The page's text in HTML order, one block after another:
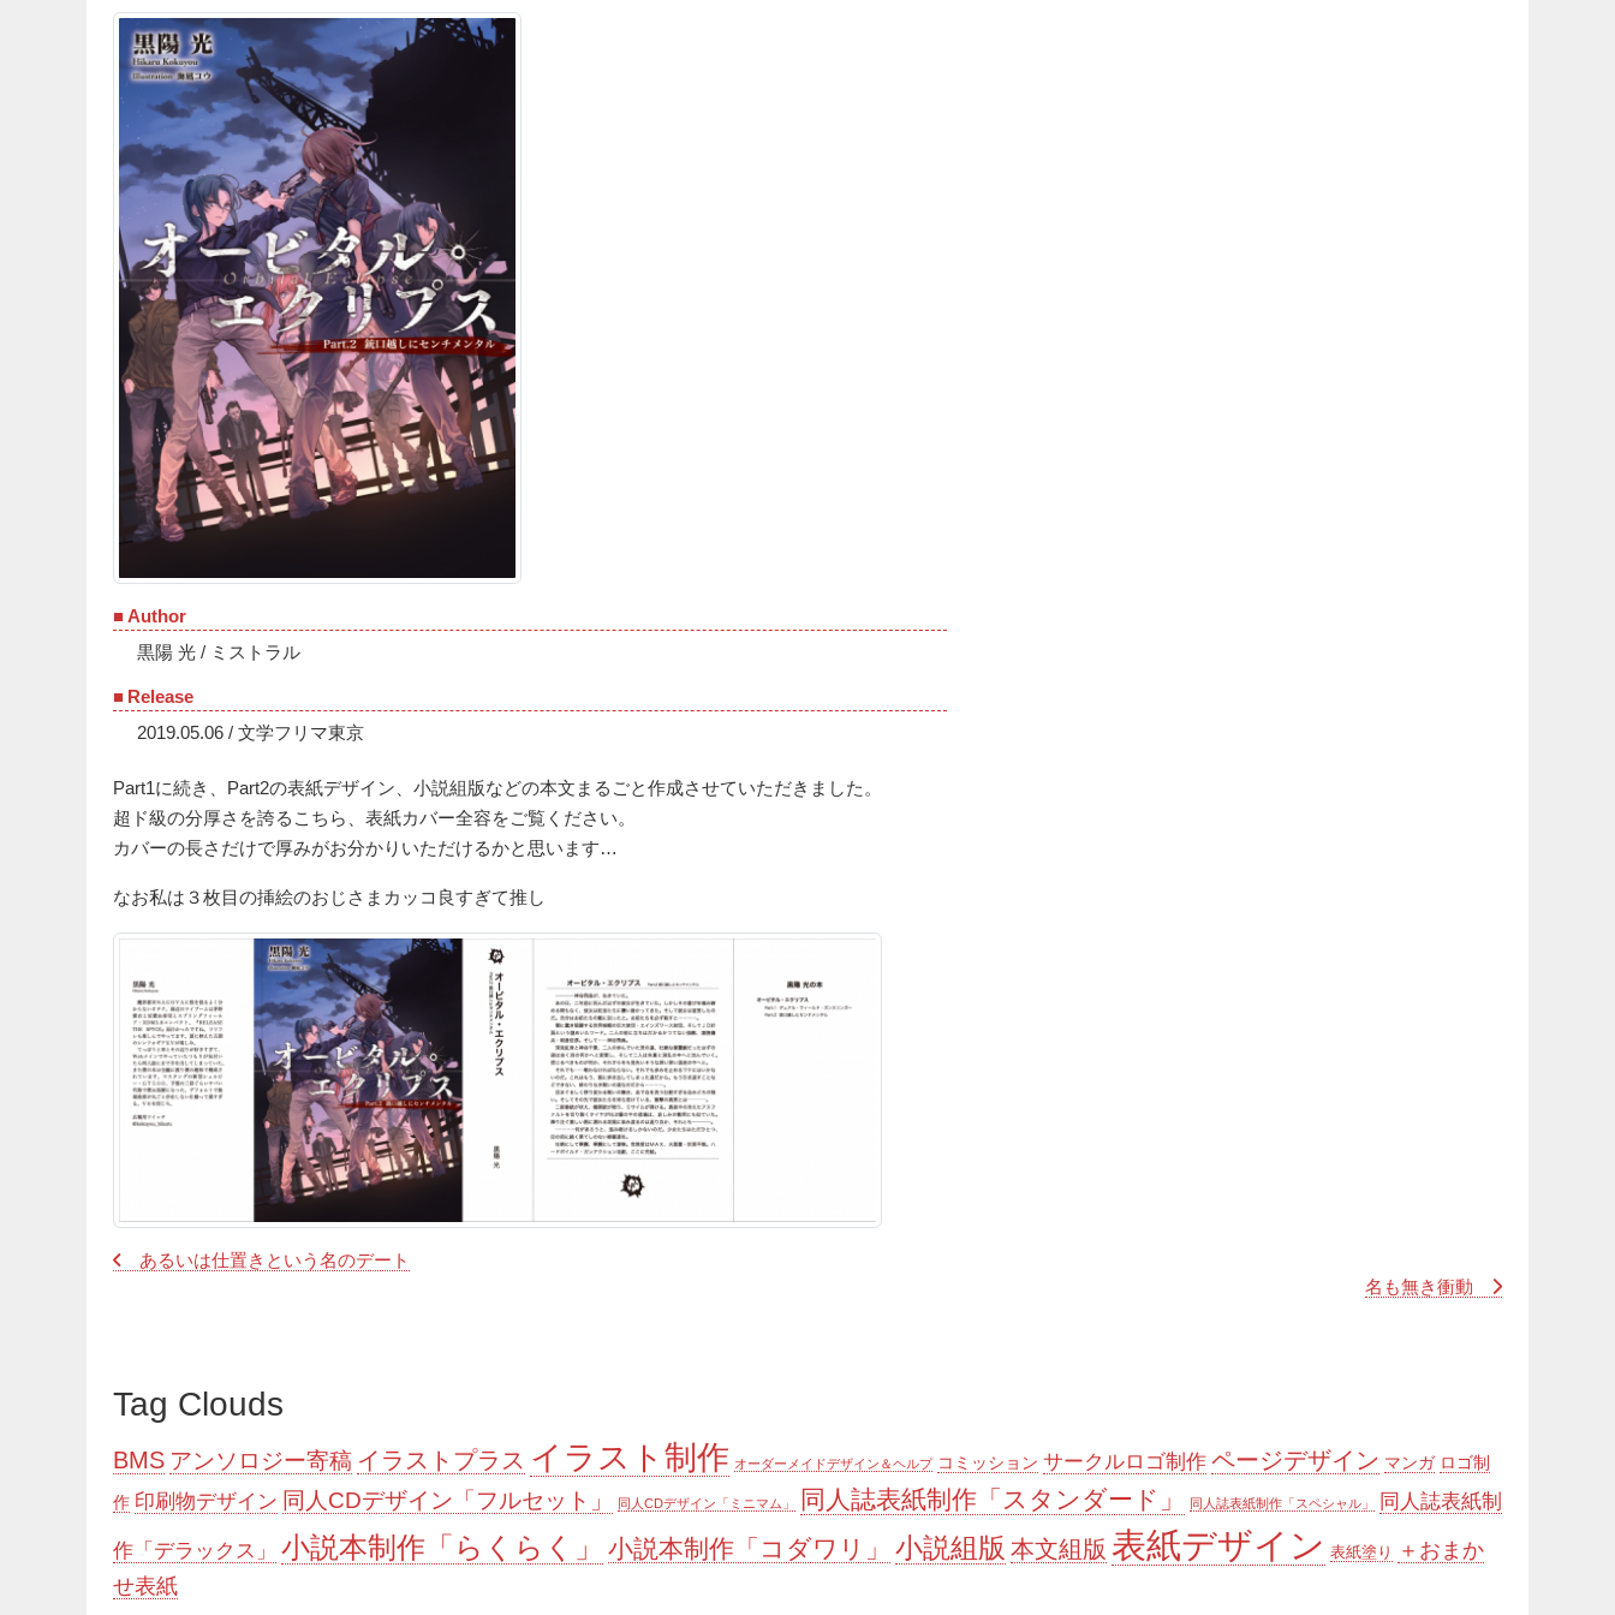
Author
黒陽 光 / ミストラル
Release
2019.05.06 / 文学フリマ東京
Part1に続き、Part2の表紙デザイン、小説組版などの本文まるごと作成させていただきました。
超ド級の分厚さを誇るこちら、表紙カバー全容をご覧ください。
カバーの長さだけで厚みがお分かりいただけるかと思います…
なお私は３枚目の挿絵のおじさまカッコ良すぎて推し
あるいは仕置きという名のデート
名も無き衝動
Tag Clouds
BMS アンソロジー寄稿 イラストプラス イラスト制作 オーダーメイドデザイン＆ヘルプ コミッション サークルロゴ制作 ページデザイン マンガ ロゴ制
作 印刷物デザイン 同人CDデザイン「フルセット」 同人CDデザイン「ミニマム」 同人誌表紙制作「スタンダード」 同人誌表紙制作「スペシャル」 同人誌表紙制
作「デラックス」 小説本制作「らくらく」 小説本制作「コダワリ」 小説組版 本文組版 表紙デザイン 表紙塗り
＋おまか
せ表紙